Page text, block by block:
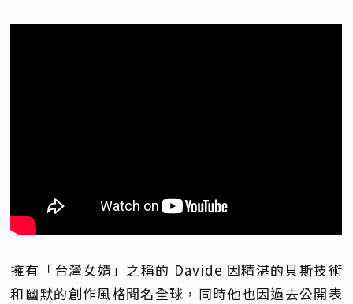
擁有「台灣女婿」之稱的 Davide 因精湛的貝斯技術
和幽默的創作風格聞名全球，同時他也因過去公開表